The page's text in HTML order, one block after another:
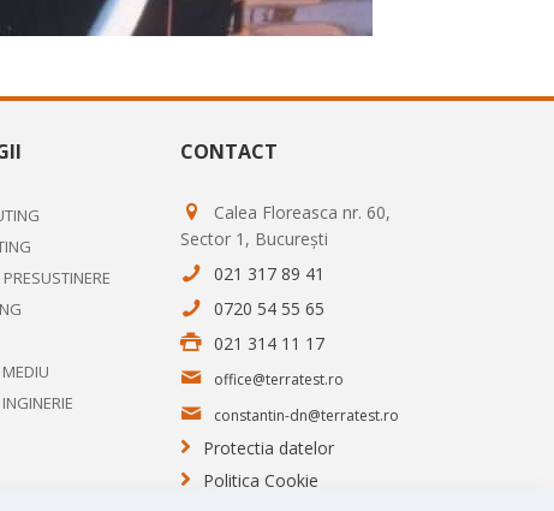
CONTACT
Calea Floreasca nr. 60,
Sector 1, București
021 317 89 41
0720 54 55 65
021 314 11 17
office@terratest.ro
constantin-dn@terratest.ro
Protectia datelor
Politica Cookie